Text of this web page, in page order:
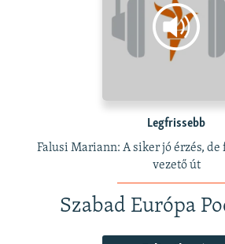
Legfrissebb
Falusi Mariann: A siker jó érzés, de
vezető út
Szabad Európa